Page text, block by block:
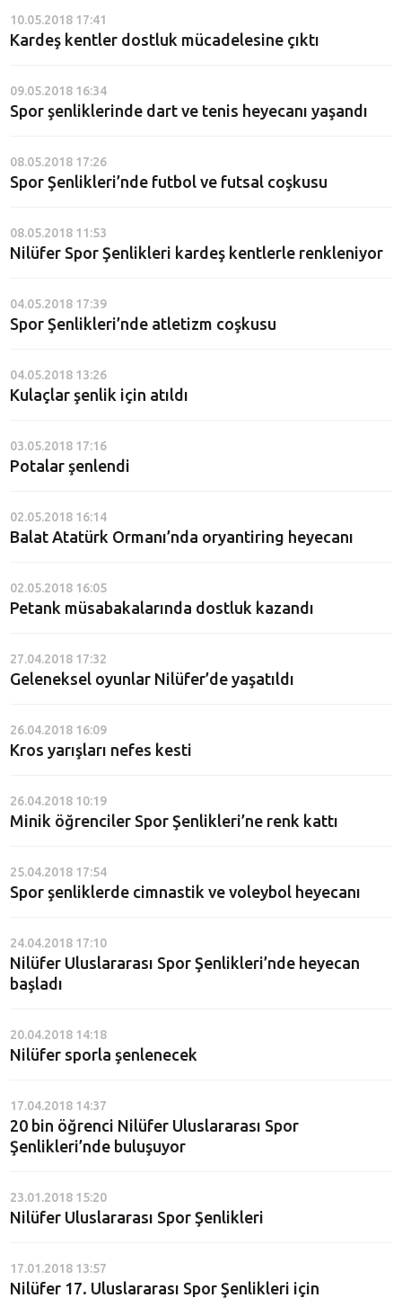
10.05.2018 17:41
Kardeş kentler dostluk mücadelesine çıktı
09.05.2018 16:34
Spor şenliklerinde dart ve tenis heyecanı yaşandı
08.05.2018 17:26
Spor Şenlikleri’nde futbol ve futsal coşkusu
08.05.2018 11:53
Nilüfer Spor Şenlikleri kardeş kentlerle renkleniyor
04.05.2018 17:39
Spor Şenlikleri’nde atletizm coşkusu
04.05.2018 13:26
Kulaçlar şenlik için atıldı
03.05.2018 17:16
Potalar şenlendi
02.05.2018 16:14
Balat Atatürk Ormanı’nda oryantiring heyecanı
02.05.2018 16:05
Petank müsabakalarında dostluk kazandı
27.04.2018 17:32
Geleneksel oyunlar Nilüfer’de yaşatıldı
26.04.2018 16:09
Kros yarışları nefes kesti
26.04.2018 10:19
Minik öğrenciler Spor Şenlikleri’ne renk kattı
25.04.2018 17:54
Spor şenliklerde cimnastik ve voleybol heyecanı
24.04.2018 17:10
Nilüfer Uluslararası Spor Şenlikleri’nde heyecan
başladı
20.04.2018 14:18
Nilüfer sporla şenlenecek
17.04.2018 14:37
20 bin öğrenci Nilüfer Uluslararası Spor
Şenlikleri’nde buluşuyor
23.01.2018 15:20
Nilüfer Uluslararası Spor Şenlikleri
17.01.2018 13:57
Nilüfer 17. Uluslararası Spor Şenlikleri için